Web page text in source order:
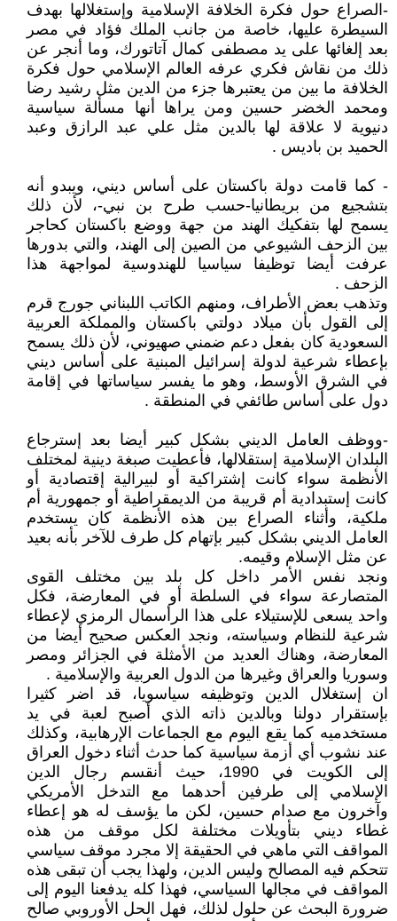
-الصراع حول فكرة الخلافة الإسلامية وإستغلالها بهدف
السيطرة عليها، خاصة من جانب الملك فؤاد في مصر
بعد إلغائها على يد مصطفى كمال آتاتورك، وما أنجر عن
ذلك من نقاش فكري عرفه العالم الإسلامي حول فكرة
الخلافة ما بين من يعتبرها جزء من الدين مثل رشيد رضا
ومحمد الخضر حسين ومن يراها أنها مسألة سياسية
دنيوية لا علاقة لها بالدين مثل علي عبد الرازق وعبد
الحميد بن باديس .
- كما قامت دولة باكستان على أساس ديني، ويبدو أنه
بتشجيع من بريطانيا-حسب طرح بن نبي-، لأن ذلك
يسمح لها بتفكيك الهند من جهة ووضع باكستان كحاجر
بين الزحف الشيوعي من الصين إلى الهند، والتي بدورها
عرفت أيضا توظيفا سياسيا للهندوسية لمواجهة هذا
الزحف .
وتذهب بعض الأطراف، ومنهم الكاتب اللبناني جورج قرم
إلى القول بأن ميلاد دولتي باكستان والمملكة العربية
السعودية كان بفعل دعم ضمني صهيوني، لأن ذلك يسمح
بإعطاء شرعية لدولة إسرائيل المبنية على أساس ديني
في الشرق الأوسط، وهو ما يفسر سياساتها في إقامة
دول على أساس طائفي في المنطقة .
-ووظف العامل الديني بشكل كبير أيضا بعد إسترجاع
البلدان الإسلامية إستقلالها، فأعطيت صبغة دينية لمختلف
الأنظمة سواء كانت إشتراكية أو لبيرالية إقتصادية أو
كانت إستبدادية أم قريبة من الديمقراطية أو جمهورية أم
ملكية، وأثناء الصراع بين هذه الأنظمة كان يستخدم
العامل الديني بشكل كبير بإتهام كل طرف للآخر بأنه بعيد
عن مثل الإسلام وقيمه.
ونجد نفس الأمر داخل كل بلد بين مختلف القوى
المتصارعة سواء في السلطة أو في المعارضة، فكل
واحد يسعى للإستيلاء على هذا الرأسمال الرمزي لإعطاء
شرعية للنظام وسياسته، ونجد العكس صحيح أيضا من
المعارضة، وهناك العديد من الأمثلة في الجزائر ومصر
وسوريا والعراق وغيرها من الدول العربية والإسلامية .
ان إستغلال الدين وتوظيفه سياسويا، قد اضر كثيرا
بإستقرار دولنا وبالدين ذاته الذي أصبح لعبة في يد
مستخدميه كما يقع اليوم مع الجماعات الإرهابية، وكذلك
عند نشوب أي أزمة سياسية كما حدث أثناء دخول العراق
إلى الكويت في 1990، حيث أنقسم رجال الدين
الإسلامي إلى طرفين أحدهما مع التدخل الأمريكي
وآخرون مع صدام حسين، لكن ما يؤسف له هو إعطاء
غطاء ديني بتأويلات مختلفة لكل موقف من هذه
المواقف التي ماهي في الحقيقة إلا مجرد موقف سياسي
تتحكم فيه المصالح وليس الدين، ولهذا يجب أن تبقى هذه
المواقف في مجالها السياسي، فهذا كله يدفعنا اليوم إلى
ضرورة البحث عن حلول لذلك، فهل الحل الأوروبي صالح